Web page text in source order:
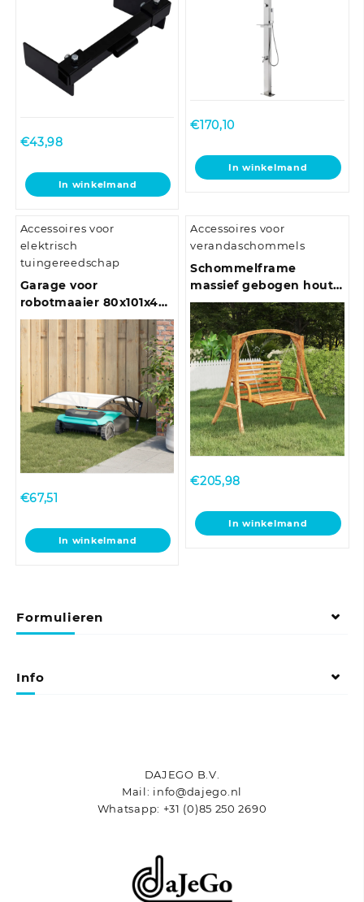
€43,98
In winkelmand
€170,10
In winkelmand
Accessoires voor
elektrisch
tuingereedschap
Garage voor
robotmaaier 80x101x46
cm zwart
€67,51
In winkelmand
Accessoires voor
verandaschommels
Schommelframe
massief gebogen hout
met teakafwerking
€205,98
In winkelmand
Formulieren
Info
DAJEGO B.V.
Mail: info@dajego.nl
Whatsapp: +31 (0)85 250 2690